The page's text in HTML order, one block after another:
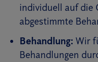
individuell auf die
abgestimmte
Behandlung: Wir
Behandlungen